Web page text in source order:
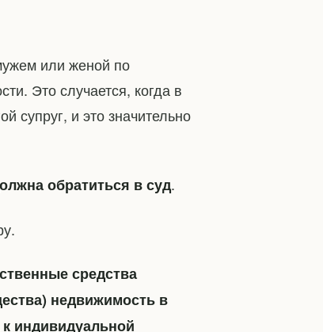
или женой по
Это случается, когда в
супруг, и это значительно
обратиться в суд.
средства
недвижимость в
индивидуальной